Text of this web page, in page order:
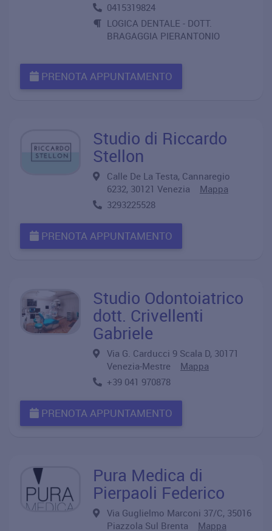
0415319824
LOGICA DENTALE - DOTT.
BRAGAGGIA PIERANTONIO
PRENOTA APPUNTAMENTO
Studio di Riccardo
Stellon
Calle De La Testa, Cannaregio
6232, 30121 Venezia Mappa
3293225528
PRENOTA APPUNTAMENTO
Studio Odontoiatrico
dott. Crivellenti
Gabriele
Via G. Carducci 9 Scala D, 30171
Venezia-Mestre Mappa
+39 041 970878
PRENOTA APPUNTAMENTO
Pura Medica di
Pierpaoli Federico
Via Guglielmo Marconi 37/C, 35016
Piazzola Sul Brenta Mappa